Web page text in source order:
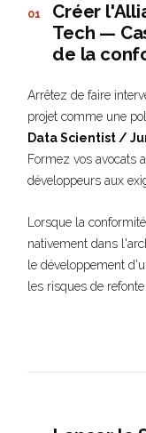
01
Créer
Tech —
de la
Arrêtez de faire
projet comme une
Data Scientist /
Formez vos avocats
développeurs aux
Lorsque la
nativement dans
le développement
les risques de